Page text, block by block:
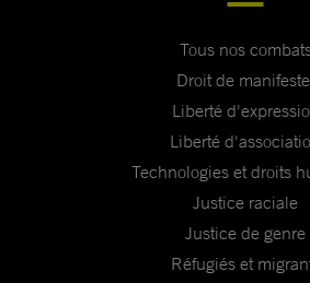
Tous nos
Droit de
Liberté
Liberté
Technologies et droits
Justice raciale
Justice de genre
Réfugiés et